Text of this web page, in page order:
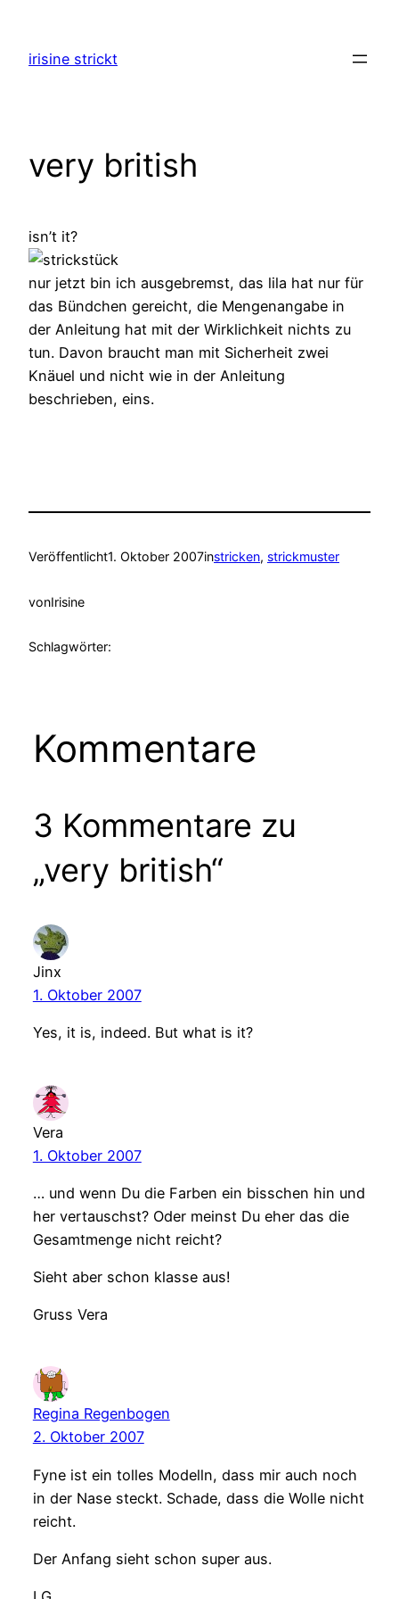
springen
irisine strickt
very british
isn’t it?
nur jetzt bin ich ausgebremst, das lila hat nur für
das Bündchen gereicht, die Mengenangabe in
der Anleitung hat mit der Wirklichkeit nichts zu
tun. Davon braucht man mit Sicherheit zwei
Knäuel und nicht wie in der Anleitung
beschrieben, eins.
Veröffentlicht1. Oktober 2007instricken, strickmuster
vonIrisine
Schlagwörter:
Kommentare
3 Kommentare zu
„very british“
Jinx
1. Oktober 2007
Yes, it is, indeed. But what is it?
Vera
1. Oktober 2007
… und wenn Du die Farben ein bisschen hin und
her vertauschst? Oder meinst Du eher das die
Gesamtmenge nicht reicht?
Sieht aber schon klasse aus!
Gruss Vera
Regina Regenbogen
2. Oktober 2007
Fyne ist ein tolles Modelln, dass mir auch noch
in der Nase steckt. Schade, dass die Wolle nicht
reicht.
Der Anfang sieht schon super aus.